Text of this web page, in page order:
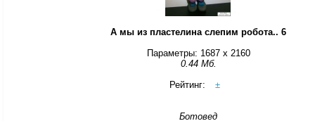
А мы из пластелина слепим робота.. 6
Параметры: 1687 x 2160
0.44 Мб.
Рейтинг:
±
Ботовед